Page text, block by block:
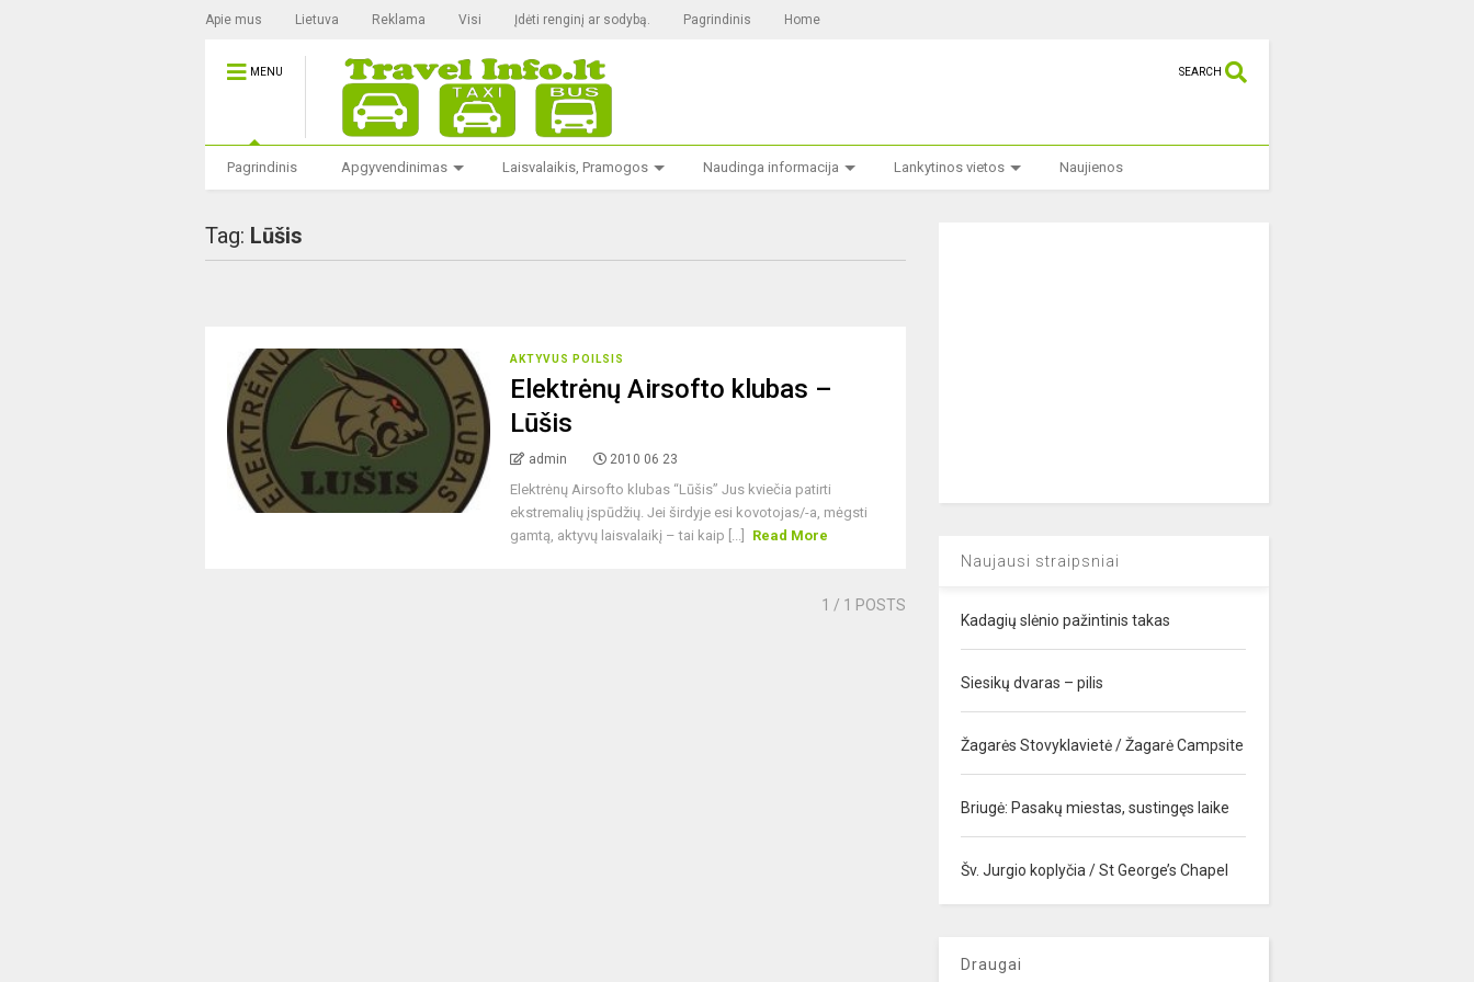
Apie mus Lietuva Reklama Visi Įdėti renginį ar sodybą. Pagrindinis Home
MENU SEARCH
Pagrindinis Apgyvendinimas Laisvalaikis, Pramogos Naudinga informacija Lankytinos vietos Naujienos
Tag: Lūšis
AKTYVUS POILSIS
Elektrėnų Airsofto klubas –
Lūšis
admin 2010 06 23
Elektrėnų Airsofto klubas “Lūšis” Jus kviečia patirti
ekstremalių įspūdžių. Jei širdyje esi kovotojas/-a, mėgsti
gamtą, aktyvų laisvalaikį – tai kaip [...]
Read More
1 / 1 POSTS
Naujausi straipsniai
Kadagių slėnio pažintinis takas
Siesikų dvaras – pilis
Žagarės Stovyklavietė / Žagarė Campsite
Briugė: Pasakų miestas, sustingęs laike
Šv. Jurgio koplyčia / St George’s Chapel
Draugai